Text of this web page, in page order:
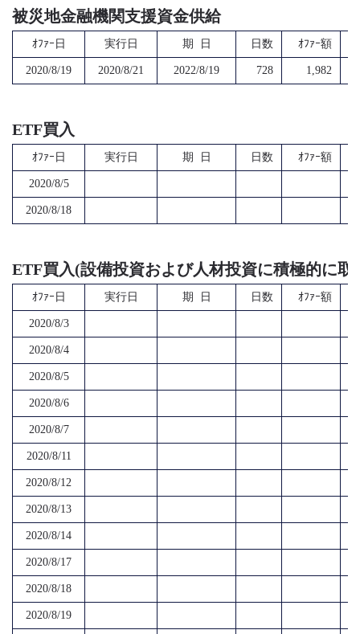
被災地金融機関支援資金供給
ｵﾌｧｰ日 実行日 期 日 日数 ｵﾌｧｰ額
2020/8/19 2020/8/21 2022/8/19 728 1,982
ETF買入
ｵﾌｧｰ日 実行日 期 日 日数 ｵﾌｧｰ額
2020/8/5
2020/8/18
ETF買入(設備投資および人材投資に積極的に
ｵﾌｧｰ日 実行日 期 日 日数 ｵﾌｧｰ額
2020/8/3
2020/8/4
2020/8/5
2020/8/6
2020/8/7
2020/8/11
2020/8/12
2020/8/13
2020/8/14
2020/8/17
2020/8/18
2020/8/19